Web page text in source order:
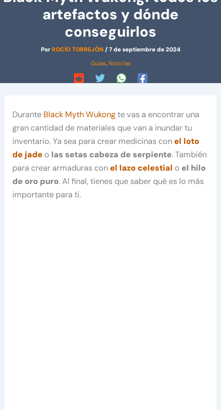
artefactos y dónde
conseguirlos
PorROCÍO TORREJÓN /7 de septiembre de 2024
Guías, Noticias
Durante Black Myth Wukongte vas a encontrar una
gran cantidad de materiales que van a inundar tu
inventario. Ya sea para crear medicinas conel loto
de jade o las setas cabeza de serpiente. También
para crear armaduras conel lazo celestial o el hilo
de oro puro. Al final, tienes que saber qué es lo más
importante para ti.